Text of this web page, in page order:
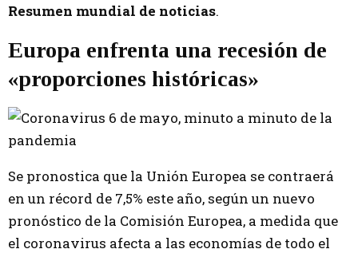
Resumen mundial de noticias.
Europa enfrenta una recesión de
«proporciones históricas»
Se pronostica que la Unión Europea se contraerá
en un récord de 7,5% este año, según un nuevo
pronóstico de la Comisión Europea, a medida que
el coronavirus afecta a las economías de todo el